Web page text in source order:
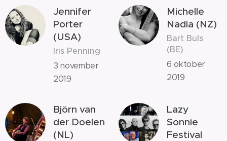
Jennifer
Porter
(USA)
Iris Penning
3 november
2019
Michelle
Nadia (NZ)
Bart Buls
(BE)
6 oktober
2019
Björn van
der Doelen
(NL)
Lazy
Sonnie
Festival